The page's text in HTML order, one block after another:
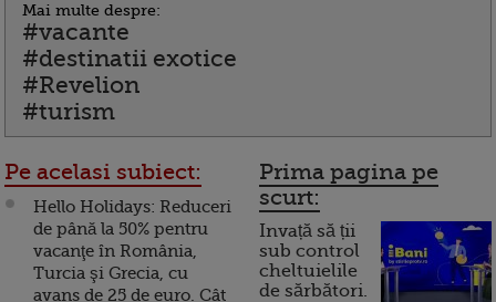
Mai multe despre:
#vacante
#destinatii exotice
#Revelion
#turism
Pe acelasi subiect:
Hello Holidays: Reduceri
de până la 50% pentru
vacanţe în România,
Turcia şi Grecia, cu
avans de 25 de euro. Cât
Prima pagina pe
scurt:
Invață să ții
sub control
cheltuielile
de sărbători.